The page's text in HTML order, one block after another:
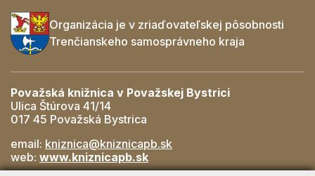
Organizácia je v zriaďovateľskej pôsobnosti
Trenčianskeho samosprávneho kraja
Považská knižnica v Považskej Bystrici
Ulica Štúrova 41/14
017 45 Považská Bystrica
email: kniznica@kniznicapb.sk
web: www.kniznicapb.sk